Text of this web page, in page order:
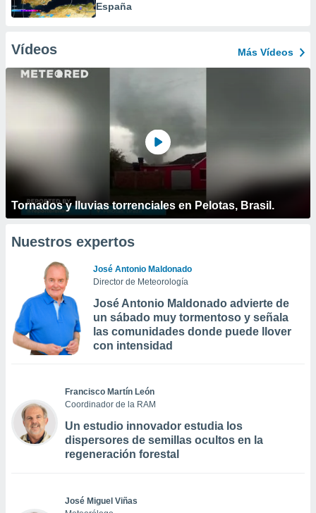
España
Vídeos Más Vídeos
Tornados y lluvias torrenciales en Pelotas, Brasil.
Nuestros expertos
José Antonio Maldonado
Director de Meteorología
José Antonio Maldonado advierte de
un sábado muy tormentoso y señala
las comunidades donde puede llover
con intensidad
Francisco Martín León
Coordinador de la RAM
Un estudio innovador estudia los
dispersores de semillas ocultos en la
regeneración forestal
José Miguel Viñas